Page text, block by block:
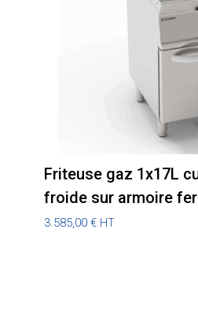
Friteuse gaz 1x17L
froide sur armoire
3.585,00 € HT